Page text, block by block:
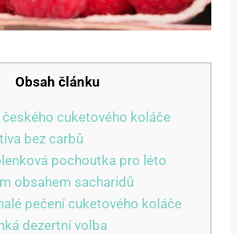
Obsah článku
cuketového koláče
bez ​carbů
pochoutka pro léto
⁤obsahem sacharidů
pečení cuketového koláče
dezertní volba